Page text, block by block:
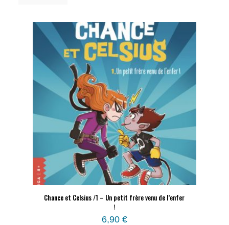
Chance et Celsius /1 – Un petit frère venu de l’enfer
!
6,90 €